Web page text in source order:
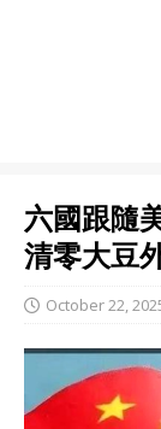
六國跟隨
清零大豆
October 22,